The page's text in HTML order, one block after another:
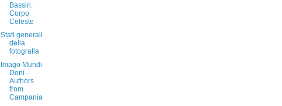
Bassiri.
Corpo
Celeste
Stati generali
della
fotografia
Imago Mundi
Doni -
Authors
from
Campania